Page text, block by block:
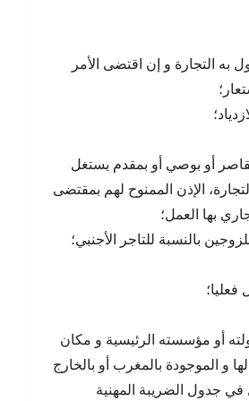
به التجارة و إن اقتضى الأمر
بقاصر أو بوصي أو بمقدم يستغل
الإذن الممنوح لهم بمقتضى
بها العمل؛
أو مؤسسته الرئيسية و مكان
و الموجودة بالمغرب أو بالخارج
جدول الضريبة المهنية